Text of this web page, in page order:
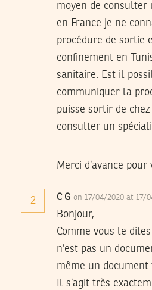
moyen de consulter
en France je ne
procédure de sortie
confinement en
sanitaire. Est il
communiquer la
puisse sortir de
consulter un
Merci d’avance
2 C G on 17/04/2020 at 17/
Bonjour,
Comme vous le
n’est pas un
même un
Il s’agit très